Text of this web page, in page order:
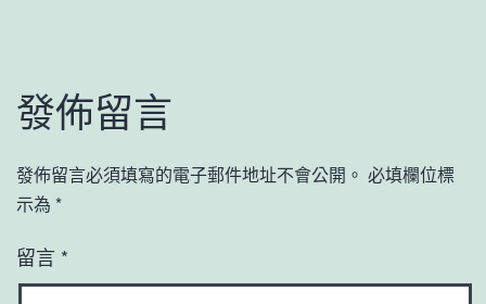
發佈留言
發佈留言必須填寫的電子郵件地址不會公開。 必填欄位標
示為 *
留言 *